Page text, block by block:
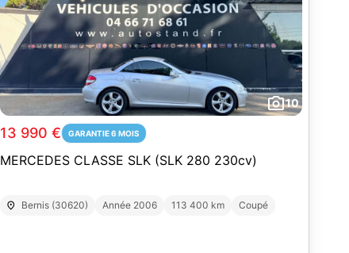
10
13 990 € GARANTIE 6 MOIS
MERCEDES CLASSE SLK (SLK 280 230cv)
Bernis (30620) Année 2006 113 400 km Coupé